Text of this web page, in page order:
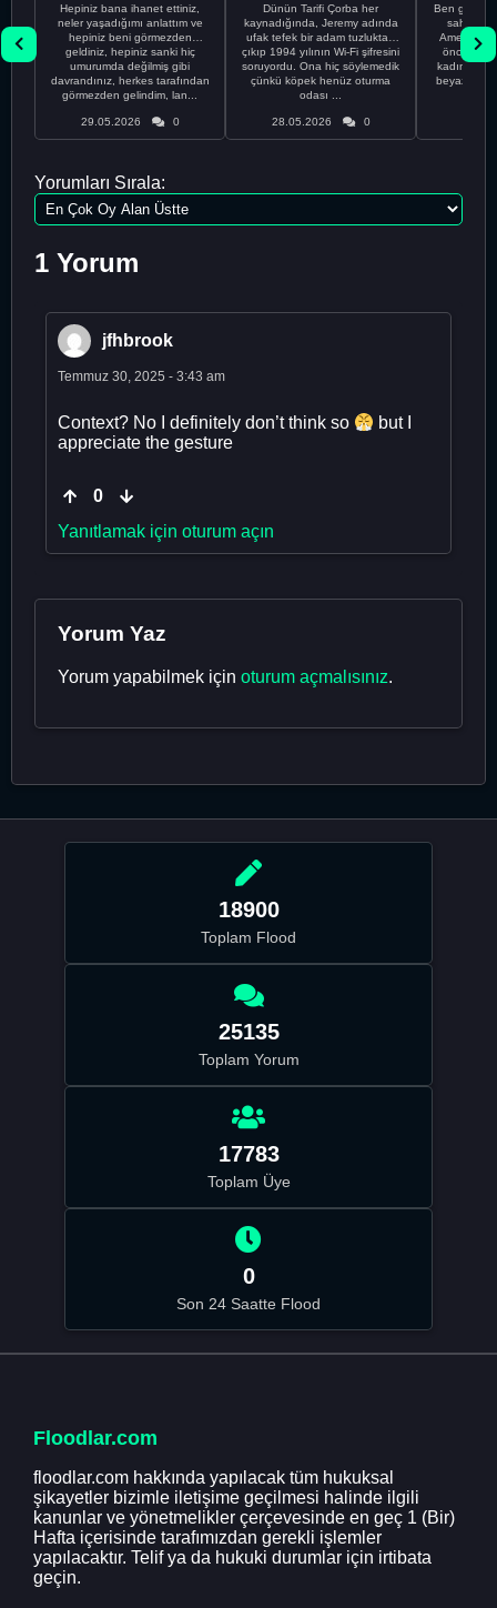
Hepiniz bana ihanet ettiniz,
neler yaşadığımı anlattım ve
hepiniz beni görmezden
geldiniz, hepiniz sanki hiç
umurumda değilmiş gibi
davrandınız, herkes tarafından
görmezden gelindim, lan...
29.05.2026 0
Dünün Tarifi Çorba her
kaynadığında, Jeremy adında
ufak tefek bir adam tuzluktan
çıkıp 1994 yılının Wi-Fi şifresini
soruyordu. Ona hiç söylemedik
çünkü köpek henüz oturma
odası ...
28.05.2026 0
Ben gururlu
sahip
önce
kadınla
beyaz
Yorumları Sırala:
1 Yorum
jfhbrook
Temmuz 30, 2025 - 3:43 am
Context? No I definitely don’t think so
but I
appreciate the gesture
0
Yanıtlamak için oturum açın
Yorum Yaz
Yorum yapabilmek için oturum açmalısınız.
18900
Toplam Flood
25135
Toplam Yorum
17783
Toplam Üye
0
Son 24 Saatte Flood
Floodlar.com
floodlar.com hakkında yapılacak tüm hukuksal
şikayetler bizimle iletişime geçilmesi halinde ilgili
kanunlar ve yönetmelikler çerçevesinde en geç 1 (Bir)
Hafta içerisinde tarafımızdan gerekli işlemler
yapılacaktır. Telif ya da hukuki durumlar için irtibata
geçin.